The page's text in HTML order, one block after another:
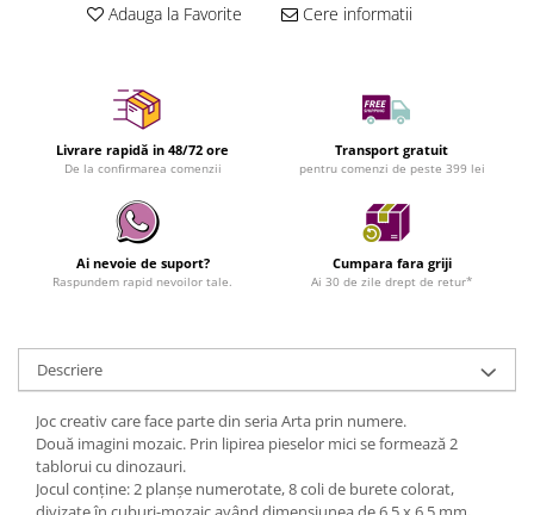
Adauga la Favorite Cere informatii
Livrare rapidă in 48/72 ore
De la confirmarea comenzii
Transport gratuit
pentru comenzi de peste 399 lei
Ai nevoie de suport?
Raspundem rapid nevoilor tale.
Cumpara fara griji
Ai 30 de zile drept de retur*
Descriere
Joc creativ care face parte din seria Arta prin numere.
Două imagini mozaic. Prin lipirea pieselor mici se formează 2
tablorui cu dinozauri.
Jocul conține: 2 planșe numerotate, 8 coli de burete colorat,